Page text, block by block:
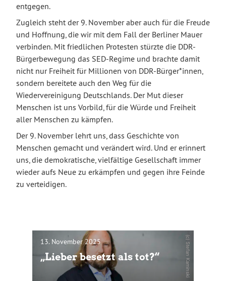
entgegen.
Zugleich steht der 9. November aber auch für die Freude
und Hoffnung, die wir mit dem Fall der Berliner Mauer
verbinden. Mit friedlichen Protesten stürzte die DDR-
Bürgerbewegung das SED-Regime und brachte damit
nicht nur Freiheit für Millionen von DDR-Bürger*innen,
sondern bereitete auch den Weg für die
Wiedervereinigung Deutschlands. Der Mut dieser
Menschen ist uns Vorbild, für die Würde und Freiheit
aller Menschen zu kämpfen.
Der 9. November lehrt uns, dass Geschichte von
Menschen gemacht und verändert wird. Und er erinnert
uns, die demokratische, vielfältige Gesellschaft immer
wieder aufs Neue zu erkämpfen und gegen ihre Feinde
zu verteidigen.
(c) Stefan Kaminski
13. November 2025
„Lieber besetzt als tot?“